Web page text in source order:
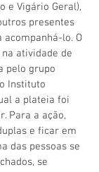
e Vigário Geral),
presentes
lo. O
atividade de
pelo grupo
Instituto
a plateia foi
Para a ação,
e ficar em
das pessoas se
se